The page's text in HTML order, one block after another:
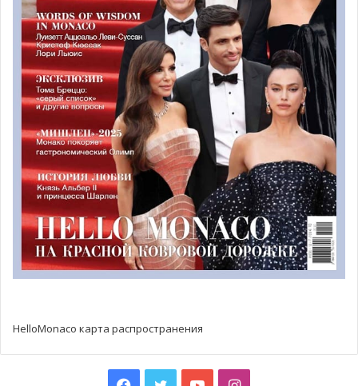
на французском и английском языках. Эта песня стала
одной из самых популярных и продаваемых во Франции.
Сингл разошёлся в количестве 2 миллионов копий. В
1986 году Стефания выпустила полный альбом «Besoin»
и видеоклип на песню «Ouragan». Настоящим успехом
пользовался и её сингл «Fleur du mal» из одноименного
альбома, посвящённого Полю Бельмондо, сыну
известного актёра Жан-Поля Бельмондо.
Мода — ещё одна сфера интересов, в которой
Стефания преуспела в качестве дизайнера и модели. В
1983 году она прошла стажировку в ателье Christian Dior
под руководством Марка Бохана. Почти в это же время,
в 1984 году, талантливая девушка дебютировала в
немецкого Vogue и американского Vanity Fair. Будучи
HelloMonaco карта распространения